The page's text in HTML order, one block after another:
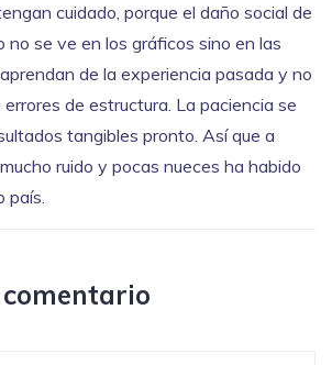
cuidado, porque el daño social de
no se ve en los gráficos sino en las
de la experiencia pasada y no
de estructura. La paciencia se
tangibles pronto. Así que a
ruido y pocas nueces ha habido
país.